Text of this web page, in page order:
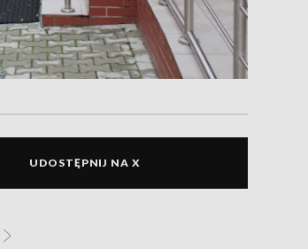
UDOSTĘPNIJ NA X